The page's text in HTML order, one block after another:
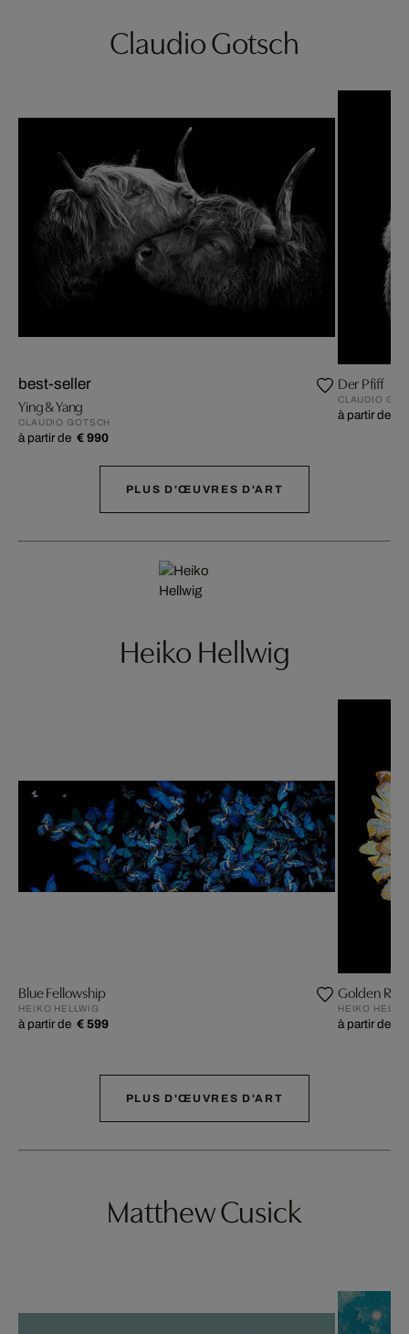
Claudio Gotsch
best-seller
Ying & Yang
CLAUDIO GOTSCH
à partir de € 990
Der Pfiff
CLAUDIO
à partir de
PLUS D'ŒUVRES D'ART
Heiko Hellwig
Blue Fellowship
HEIKO HELLWIG
à partir de € 599
Golden
HEIKO
à partir de
PLUS D'ŒUVRES D'ART
Matthew Cusick